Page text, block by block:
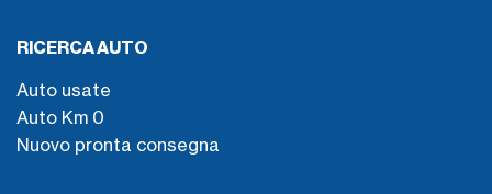
RICERCA AUTO
Auto usate
Auto Km 0
Nuovo pronta consegna